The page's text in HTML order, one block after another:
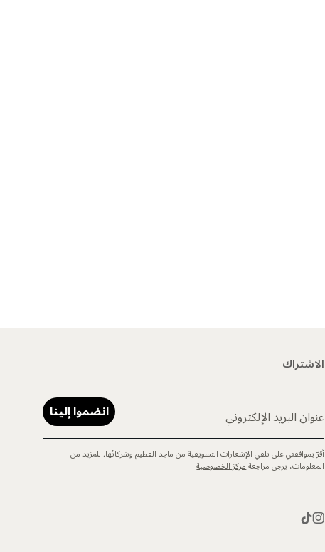
الاشتراك
عنوان البريد الإلكتروني انضموا إلينا
أقرّ بموافقتي على تلقي الإشعارات التسويقية من ماجد الفطيم وشركائها. للمزيد من
المعلومات، يرجى مراجعةمركز الخصوصية